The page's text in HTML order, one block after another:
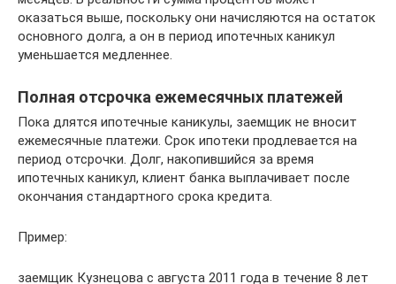
оказаться выше, поскольку они начисляются на остаток
основного долга, а он в период ипотечных каникул
уменьшается медленнее.
Полная отсрочка ежемесячных платежей
Пока длятся ипотечные каникулы, заемщик не вносит
ежемесячные платежи. Срок ипотеки продлевается на
период отсрочки. Долг, накопившийся за время
ипотечных каникул, клиент банка выплачивает после
окончания стандартного срока кредита.
Пример:
заемщик Кузнецова с августа 2011 года в течение 8 лет